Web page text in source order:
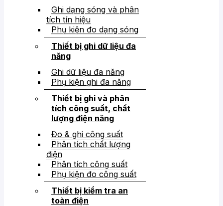
Ghi dạng sóng và phân
tích tín hiệu
Phụ kiện đo dạng sóng
Thiết bị ghi dữ liệu đa
năng
Ghi dữ liệu đa năng
Phụ kiện ghi đa năng
Thiết bị ghi và phân
tích công suất, chất
lượng điện năng
Đo & ghi công suất
Phân tích chất lượng
điện
Phân tích công suất
Phụ kiện đo công suất
Thiết bị kiểm tra an
toàn điện